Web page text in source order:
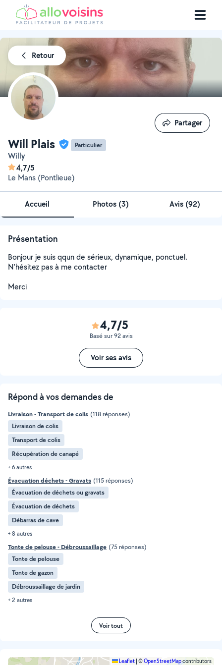
Retour
Will Plais Particulier
Willy
4,7/5
Le Mans (Pontlieue)
Partager
Partager
Accueil Photos (3) Avis (92)
Présentation
Bonjour je suis qqun de sérieux, dynamique, ponctuel.
N'hésitez pas à me contacter
Merci
4,7/5
Basé sur 92 avis
Voir ses avis
Répond à vos demandes de
Livraison - Transport de colis (118 réponses)
Livraison de colis
Transport de colis
Récupération de canapé
+ 6 autres
Évacuation déchets - Gravats (115 réponses)
Évacuation de déchets ou gravats
Évacuation de déchets
Débarras de cave
+ 8 autres
Tonte de pelouse - Débroussaillage (75 réponses)
Tonte de pelouse
Tonte de gazon
Débroussaillage de jardin
+ 2 autres
Voir tout
Leaflet ©OpenStreetMapcontributors